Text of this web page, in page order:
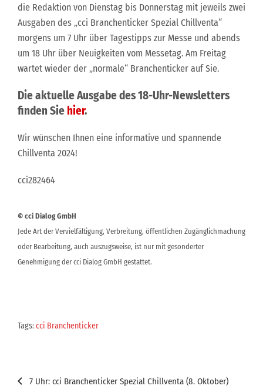
die Redaktion von Dienstag bis Donnerstag mit jeweils zwei
Ausgaben des „cci Branchenticker Spezial Chillventa“
morgens um 7 Uhr über Tagestipps zur Messe und abends
um 18 Uhr über Neuigkeiten vom Messetag. Am Freitag
wartet wieder der „normale“ Branchenticker auf Sie.
Die aktuelle Ausgabe des 18-Uhr-Newsletters
finden Sie hier.
Wir wünschen Ihnen eine informative und spannende
Chillventa 2024!
cci282464
© cci Dialog GmbH
Jede Art der Vervielfältigung, Verbreitung, öffentlichen Zugänglichmachung
oder Bearbeitung, auch auszugsweise, ist nur mit gesonderter
Genehmigung der cci Dialog GmbH gestattet.
Tags:cci Branchenticker
Beitragsnavigation
7 Uhr: cci Branchenticker Spezial Chillventa (8. Oktober)